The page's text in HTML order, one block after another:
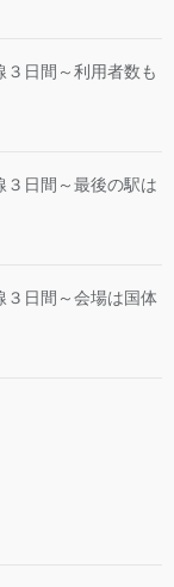
日間～利用者数も
日間～最後の駅は
３日間～会場は国体